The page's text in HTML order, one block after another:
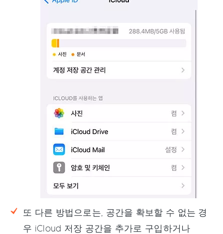
또 다른 방법으로는, 공간을 확보할 수 없는 경
우 iCloud 저장 공간을 추가로 구입하거나